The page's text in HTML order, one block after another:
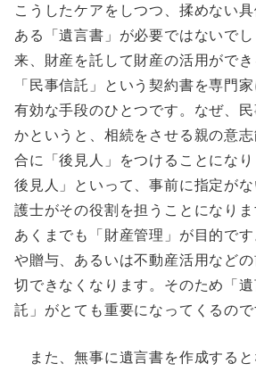
こうしたケアをしつつ、揉めない
ある「遺言書」が必要ではないで
来、財産を託して財産の活用がで
「民事信託」という契約書を専門
有効な手段のひとつです。なぜ、
かというと、相続をさせる親の意
合に「後見人」をつけることにな
後見人」といって、事前に指定が
護士がその役割を担うことになりま
あくまでも「財産管理」が目的で
や贈与、あるいは不動産活用など
切できなくなります。そのため「
託」がとても重要になってくるので
また、無事に遺言書を作成する